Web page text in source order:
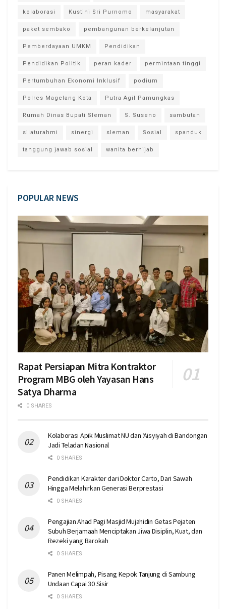
kolaborasi Kustini Sri Purnomo masyarakat
paket sembako pembangunan berkelanjutan
Pemberdayaan UMKM Pendidikan
Pendidikan Politik peran kader permintaan tinggi
Pertumbuhan Ekonomi Inklusif podium
Polres Magelang Kota Putra Agil Pamungkas
Rumah Dinas Bupati Sleman S. Suseno sambutan
silaturahmi sinergi sleman Sosial spanduk
tanggung jawab sosial wanita berhijab
POPULAR NEWS
Rapat Persiapan Mitra Kontraktor
Program MBG oleh Yayasan Hans
Satya Dharma
0 SHARES
Kolaborasi Apik Muslimat NU dan ‘Aisyiyah di Bandongan
Jadi Teladan Nasional
0 SHARES
Pendidikan Karakter dari Doktor Carto, Dari Sawah
Hingga Melahirkan Generasi Berprestasi
0 SHARES
Pengajian Ahad Pagi Masjid Mujahidin Getas Pejaten
Subuh Berjamaah Menciptakan Jiwa Disiplin, Kuat, dan
Rezeki yang Barokah
0 SHARES
Panen Melimpah, Pisang Kepok Tanjung di Sambung
Undaan Capai 30 Sisir
0 SHARES